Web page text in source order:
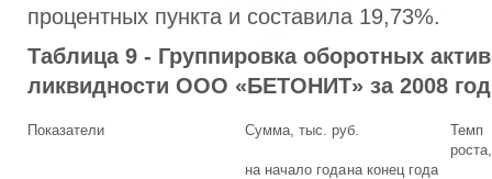
процентных пункта и составила 19,73%.
Таблица 9 - Группировка оборотных
ликвидности ООО «БЕТОНИТ» за 2008 год
Показатели Сумма, тыс. руб.
Темп
на начало годана конец года